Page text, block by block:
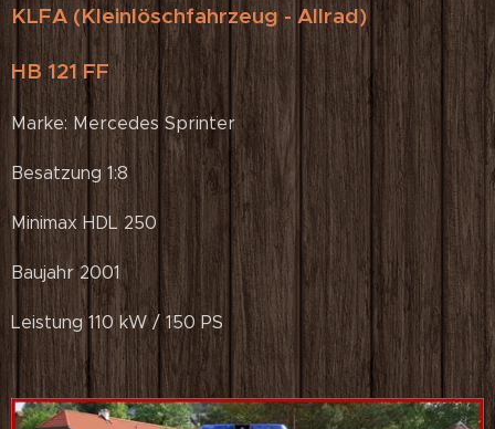
KLFA (Kleinlöschfahrzeug - Allrad)
HB 121 FF
Marke: Mercedes Sprinter
Besatzung 1:8
Minimax HDL 250
Baujahr 2001
Leistung 110 kW / 150 PS